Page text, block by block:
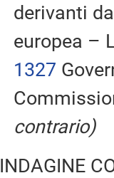
derivanti
europea –
1327
contrario)
INDAGINE